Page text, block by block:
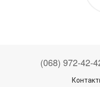
(068) 972-42-